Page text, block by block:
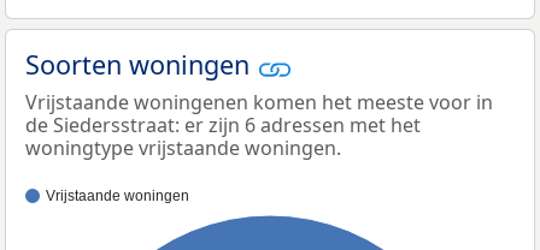
Soorten woningen
Vrijstaande woningenen komen het meeste voor in
de Siedersstraat: er zijn 6 adressen met het
woningtype vrijstaande woningen.
Vrijstaande woningen